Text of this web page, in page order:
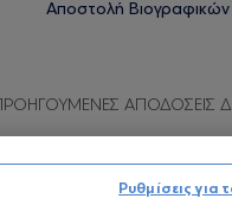
Αποστολή Βιογραφικών
ΑΠΟΔΟΣΕΙΣ
Προσωπικών Δεδομένων
Ρυθμίσεις για